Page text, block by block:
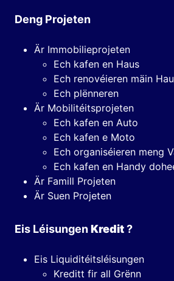
Deng Projeten
Är Immobilieprojeten
Ech kafen en Haus
Ech renovéieren mäin
Ech plënneren
Är Mobilitéitsprojeten
Ech kafen en Auto
Ech kafen e Moto
Ech organiséieren meng
Ech kafen en Handy
Är Famill Projeten
Är Suen Projeten
Eis LéisungenKredit?
Eis Liquiditéitsléisungen
Kreditt fir all Grënn